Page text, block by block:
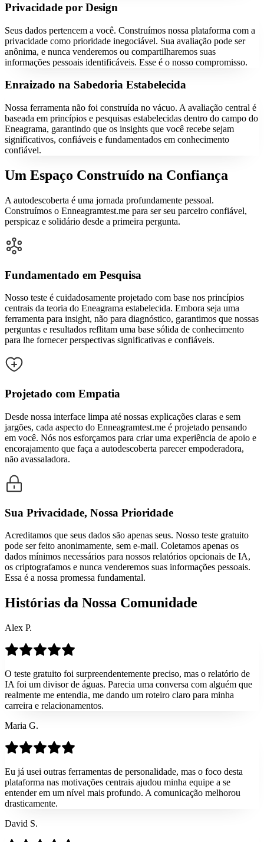
Privacidade por Design
Seus dados pertencem a você. Construímos nossa plataforma com a
privacidade como prioridade inegociável. Sua avaliação pode ser
anônima, e nunca venderemos ou compartilharemos suas
informações pessoais identificáveis. Esse é o nosso compromisso.
Enraizado na Sabedoria Estabelecida
Nossa ferramenta não foi construída no vácuo. A avaliação central é
baseada em princípios e pesquisas estabelecidas dentro do campo do
Eneagrama, garantindo que os insights que você recebe sejam
significativos, confiáveis e fundamentados em conhecimento
confiável.
Um Espaço Construído na Confiança
A autodescoberta é uma jornada profundamente pessoal.
Construímos o Enneagramtest.me para ser seu parceiro confiável,
perspicaz e solidário desde a primeira pergunta.
Fundamentado em Pesquisa
Nosso teste é cuidadosamente projetado com base nos princípios
centrais da teoria do Eneagrama estabelecida. Embora seja uma
ferramenta para insight, não para diagnóstico, garantimos que nossas
perguntas e resultados reflitam uma base sólida de conhecimento
para lhe fornecer perspectivas significativas e confiáveis.
Projetado com Empatia
Desde nossa interface limpa até nossas explicações claras e sem
jargões, cada aspecto do Enneagramtest.me é projetado pensando
em você. Nós nos esforçamos para criar uma experiência de apoio e
encorajamento que faça a autodescoberta parecer empoderadora,
não avassaladora.
Sua Privacidade, Nossa Prioridade
Acreditamos que seus dados são apenas seus. Nosso teste gratuito
pode ser feito anonimamente, sem e-mail. Coletamos apenas os
dados mínimos necessários para nossos relatórios opcionais de IA,
os criptografamos e nunca venderemos suas informações pessoais.
Essa é a nossa promessa fundamental.
Histórias da Nossa Comunidade
Alex P.
O teste gratuito foi surpreendentemente preciso, mas o relatório de
IA foi um divisor de águas. Parecia uma conversa com alguém que
realmente me entendia, me dando um roteiro claro para minha
carreira e relacionamentos.
Maria G.
Eu já usei outras ferramentas de personalidade, mas o foco desta
plataforma nas motivações centrais ajudou minha equipe a se
entender em um nível mais profundo. A comunicação melhorou
drasticamente.
David S.